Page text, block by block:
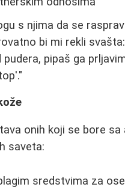
s njima da se
bi mi rekli
pipaš ga
onih koji se bore sa
saveta:
sredstvima za